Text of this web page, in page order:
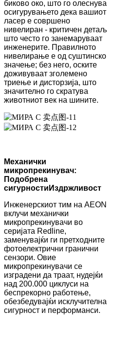
биково око, што го олеснува
осигурувањето дека вашиот
ласер е совршено
нивелиран - критичен детаљ
што често го занемаруваат
инженерите. Правилното
нивелирање е од суштинско
значење; без него, оските
доживуваат зголемено
триење и дисторзија, што
значително го скратува
животниот век на шините.
Механички
микропрекинувач:
Подобрена
сигурности Издржливост
Инженерскиот тим на AEON
вклучи механички
микропрекинувачи во
серијата Redline,
заменувајќи ги претходните
фотоелектрични гранични
сензори. Овие
микропрекинувачи се
изградени да траат, нудејќи
над 200.000 циклуси на
беспрекорно работење,
обезбедувајќи исклучителна
сигурност и перформанси.